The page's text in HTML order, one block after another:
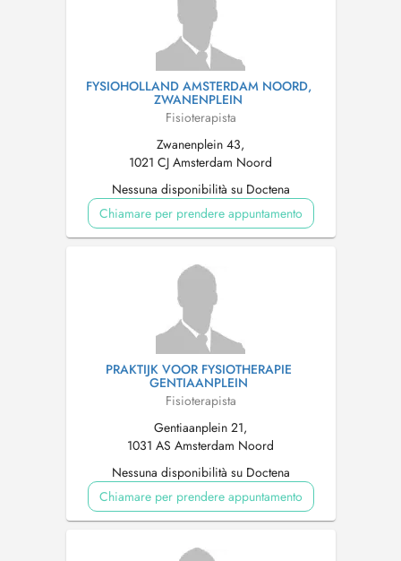
FYSIOHOLLAND AMSTERDAM NOORD,
ZWANENPLEIN
Fisioterapista
Zwanenplein 43,
1021 CJ Amsterdam Noord
Nessuna disponibilità su Doctena
Chiamare per prendere appuntamento
PRAKTIJK VOOR FYSIOTHERAPIE
GENTIAANPLEIN
Fisioterapista
Gentiaanplein 21,
1031 AS Amsterdam Noord
Nessuna disponibilità su Doctena
Chiamare per prendere appuntamento